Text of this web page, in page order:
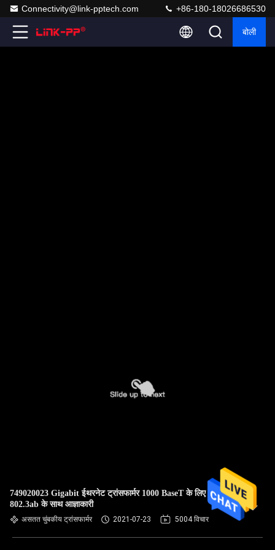
Connectivity@link-pptech.com +86-180-18026686530
बोली
749020023 Gigabit ईथरनेट ट्रांसफार्मर 1000 BaseT के लिए आईईईई
802.3ab के साथ आज्ञाकारी
असतत चुंबकीय ट्रांसफार्मर 2021-07-23 5004 विचार